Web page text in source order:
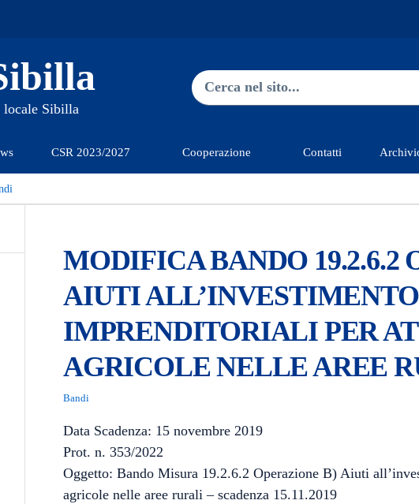
locale Sibilla Ricerca nel sito
CSR 2023/2027 Cooperazione Contatti
MODIFICA BANDO 19.2.6.2
AIUTI
IMPRENDITORIALI PER
AGRICOLE NELLE AREE
Bandi
Data Scadenza: 15 novembre 2019
Prot. n. 353/2022
Oggetto: Bando Misura 19.2.6.2 Operazione B) Aiuti
agricole nelle aree rurali – scadenza 15.11.2019